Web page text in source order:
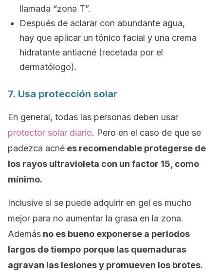
llamada “zona T”.
Después de aclarar con abundante agua,
hay que aplicar un tónico facial y una crema
hidratante antiacné (recetada por el
dermatólogo).
7. Usa protección solar
En general, todas las personas deben usar
protector solar diario. Pero en el caso de que se
padezca acné es recomendable protegerse de
los rayos ultravioleta con un factor 15, como
mínimo.
Inclusive si se puede adquirir en gel es mucho
mejor para no aumentar la grasa en la zona.
Además no es bueno exponerse a periodos
largos de tiempo porque las quemaduras
agravan las lesiones y promueven los brotes.